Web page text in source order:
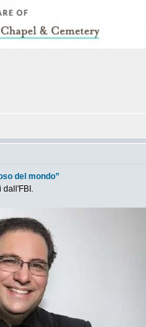
del mondo”
dall'FBI.